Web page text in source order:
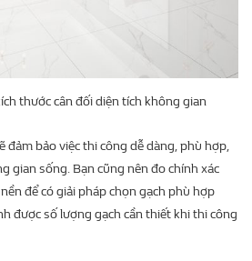
thước cân đối diện tích không gian
đảm bảo việc thi công dễ dàng, phù hợp,
gian sống. Bạn cũng nên đo chính xác
để có giải pháp chọn gạch phù hợp
được số lượng gạch cần thiết khi thi công